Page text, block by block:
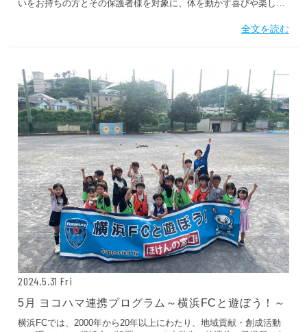
チアスクール
いをお持ちの方とその保護者様を対象に、体を動かす喜びや楽しみ
室）」を2022年度より、保土ケ谷スポーツセンター・神奈川スポー
全文を読む
2024.5.31 Fri
5月 ヨコハマ連携プログラム～横浜FCと遊ぼう！～
横浜FCでは、2000年から20年以上にわたり、地域貢献・創成活動